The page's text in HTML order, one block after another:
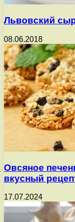
Львовский
08.06.2018
Овсяное
вкусный
17.07.2024